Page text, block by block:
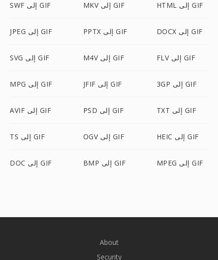
SWF إلى GIF MKV إلى GIF HTML إلى GIF
JPEG إلى GIF PPTX إلى GIF DOCX إلى GIF
SVG إلى GIF M4V إلى GIF FLV إلى GIF
MPG إلى GIF JFIF إلى GIF 3GP إلى GIF
AVIF إلى GIF PSD إلى GIF TXT إلى GIF
TS إلى GIF OGV إلى GIF HEIC إلى GIF
DOC إلى GIF BMP إلى GIF MPEG إلى GIF
About
Security